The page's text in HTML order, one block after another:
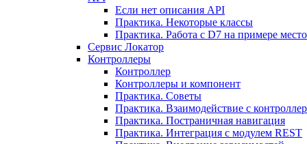
Если нет описания API
Практика. Некоторые классы
Практика. Работа с D7 на примере
Сервис Локатор
Контроллеры
Контроллер
Контроллеры и компонент
Практика. Советы
Практика. Взаимодействие с
Практика. Постраничная навигация
Практика. Интеграция с модулем REST